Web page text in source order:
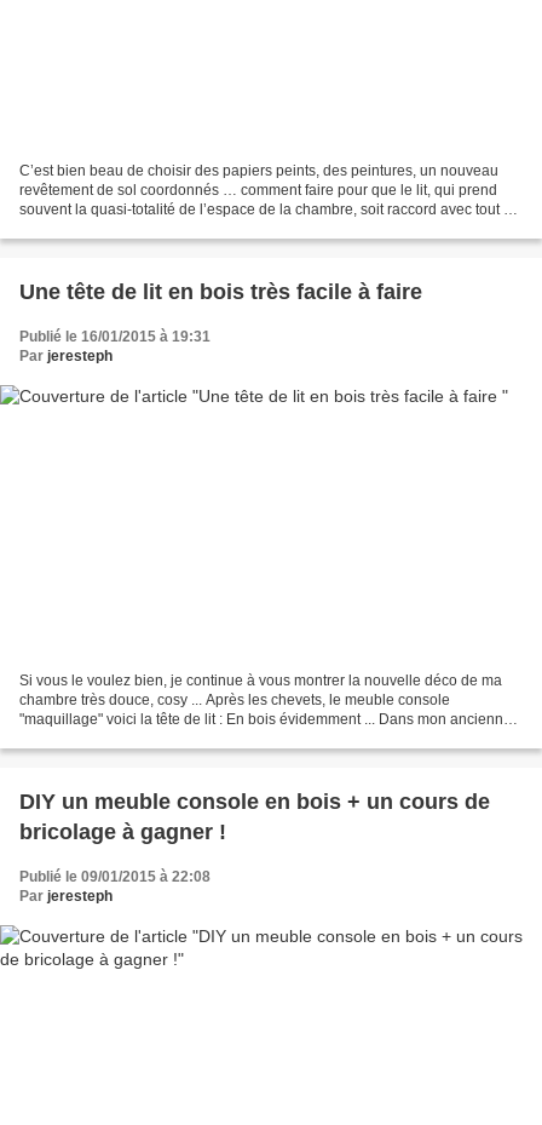
C’est bien beau de choisir des papiers peints, des peintures, un nouveau
revêtement de sol coordonnés … comment faire pour que le lit, qui prend
souvent la quasi-totalité de l’espace de la chambre, soit raccord avec tout ça
Une tête de lit en bois très facile à faire
Publié le 16/01/2015 à 19:31
Par jeresteph
Si vous le voulez bien, je continue à vous montrer la nouvelle déco de ma
chambre très douce, cosy ... Après les chevets, le meuble console
"maquillage" voici la tête de lit : En bois évidemment ... Dans mon ancienne
DIY un meuble console en bois + un cours de
bricolage à gagner !
Publié le 09/01/2015 à 22:08
Par jeresteph